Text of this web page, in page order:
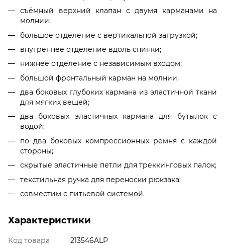
съёмный верхний клапан с двумя карманами на
молнии;
большое отделение с вертикальной загрузкой;
внутреннее отделение вдоль спинки;
нижнее отделение с независимым входом;
большой фронтальный карман на молнии;
два боковых глубоких кармана из эластичной ткани
для мягких вещей;
два боковых эластичных кармана для бутылок с
водой;
по два боковых компрессионных ремня с каждой
стороны;
скрытые эластичные петли для треккинговых палок;
текстильная ручка для переноски рюкзака;
совместим с питьевой системой.
Характеристики
Код товара
213546ALP